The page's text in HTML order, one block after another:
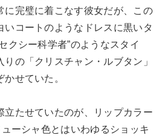
に完璧に着こなす彼女だが、この
いコートのようなドレスに黒いタ
クシー科学者”のようなスタイ
の「クリスチャン・ルブタン」
せていた。
立たせていたのが、リップカラー
ーシャ色とはいわゆるショッキ